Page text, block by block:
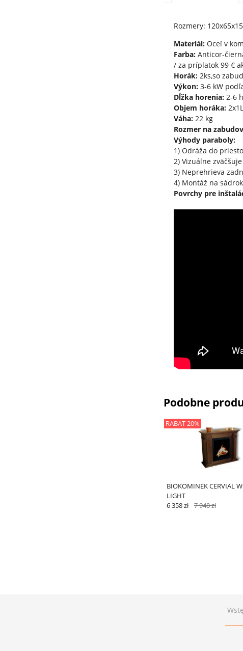
Rozmery:
Materiál:Oceľ v
Farba:Anticor-
/ za príplatok 99 €
Horák:2ks,so
Výkon:3-6 kW
Dĺžka horenia:2-6
Objem horáka:2x1L
Váha:22 kg
Rozmer na
Výhody paraboly:
1) Odráža do
2) Vizuálne
3) Neprehrieva
4) Montáž na
Povrchy pre
Podobne
BIOKOMINEK CERVIAL
LIGHT
RABAT 20%
6 358 zł 7 948 zł